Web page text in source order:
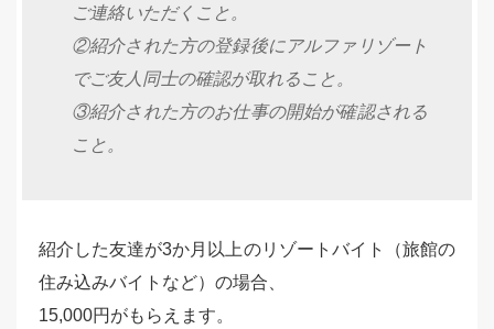
ご連絡いただくこと。
②紹介された方の登録後にアルファリゾート
でご友人同士の確認が取れること。
③紹介された方のお仕事の開始が確認される
こと。
紹介した友達が3か月以上のリゾートバイト（旅館の
住み込みバイトなど）の場合、
15,000円がもらえます。